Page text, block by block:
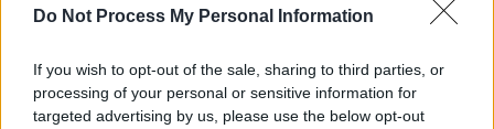
Do Not Process My Personal Information
If you wish to opt-out of the sale, sharing to third parties, or
processing of your personal or sensitive information for
targeted advertising by us, please use the below opt-out